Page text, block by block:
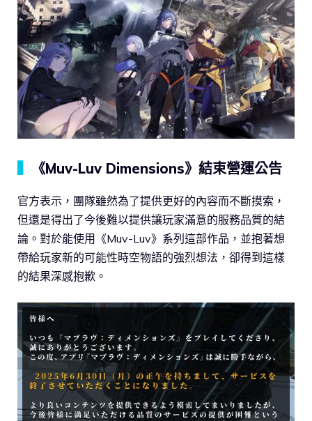
《Muv-Luv Dimensions》結束營運公告
官方表示，團隊雖然為了提供更好的內容而不斷摸索，
但還是得出了今後難以提供讓玩家滿意的服務品質的結
論。對於能使用《Muv-Luv》系列這部作品，並抱著想
帶給玩家新的可能性時空物語的強烈想法，卻得到這樣
的結果深感抱歉。